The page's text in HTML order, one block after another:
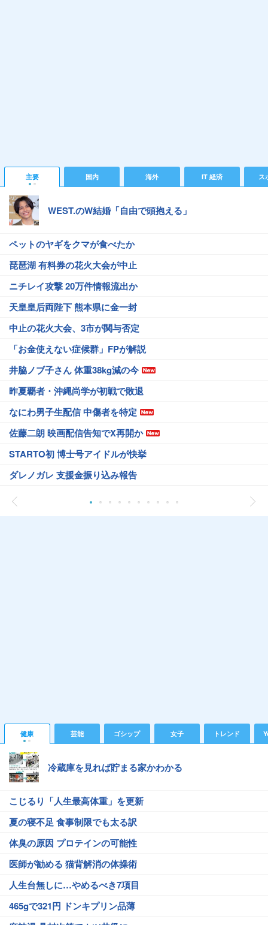
主要 国内 海外 IT 経済 ス
WEST.のW結婚「自由で頭抱える」
ペットのヤギをクマが食べたか
琵琶湖 有料券の花火大会が中止
ニチレイ攻撃 20万件情報流出か
天皇皇后両陛下 熊本県に金一封
中止の花火大会、3市が関与否定
「お金使えない症候群」FPが解説
井脇ノブ子さん 体重38kg減の今
昨夏覇者・沖縄尚学が初戦で敗退
なにわ男子生配信 中傷者を特定
佐藤二朗 映画配信告知でX再開か
STARTO初 博士号アイドルが快挙
ダレノガレ 支援金振り込み報告
健康 芸能 ゴシップ 女子 トレンド
冷蔵庫を見れば貯まる家かわかる
こじるり「人生最高体重」を更新
夏の寝不足 食事制限でも太る訳
体臭の原因 プロテインの可能性
医師が勧める 猫背解消の体操術
人生台無しに…やめるべき7項目
465gで321円 ドンキプリン品薄